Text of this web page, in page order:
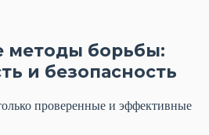
методы борьбы:
и безопасность
проверенные и эффективные